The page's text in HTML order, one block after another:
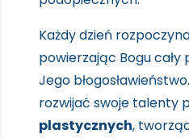
Każdy dzień
powierzając Bogu
Jego
rozwijać swoje talenty
plastycznych,